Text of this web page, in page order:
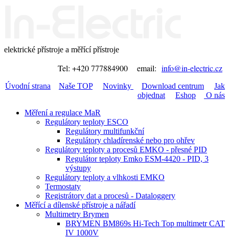
elektrické přístroje a měřící přístroje
Tel: +420 777884900 email: info@in-electric.cz
Úvodní strana Naše TOP Novinky Download centrum
Jak
objednat
Eshop
O nás
Měření a regulace MaR
Regulátory teploty ESCO
Regulátory multifunkční
Regulátory chladírenské nebo pro ohřev
Regulátory teploty a procesů EMKO - přesné PID
Regulátor teploty Emko ESM-4420 - PID, 3
výstupy
Regulátory teploty a vlhkosti EMKO
Termostaty
Registrátory dat a procesů - Dataloggery
Měřící a dílenské přístroje a nářadí
Multimetry Brymen
BRYMEN BM869s Hi-Tech Top multimetr CAT
IV 1000V